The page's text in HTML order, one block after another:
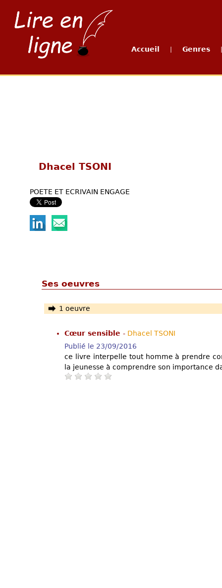
Accueil Genres
Dhacel TSONI
POETE ET ECRIVAIN ENGAGE
Ses oeuvres
1 oeuvre
Cœur sensible - Dhacel TSONI
Publié le 23/09/2016
ce livre interpelle tout homme à prendre
la jeunesse à comprendre son importance